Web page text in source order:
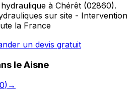
à Chérêt (02860).
sur site - Intervention
la France
un devis gratuit
leAisne
) →